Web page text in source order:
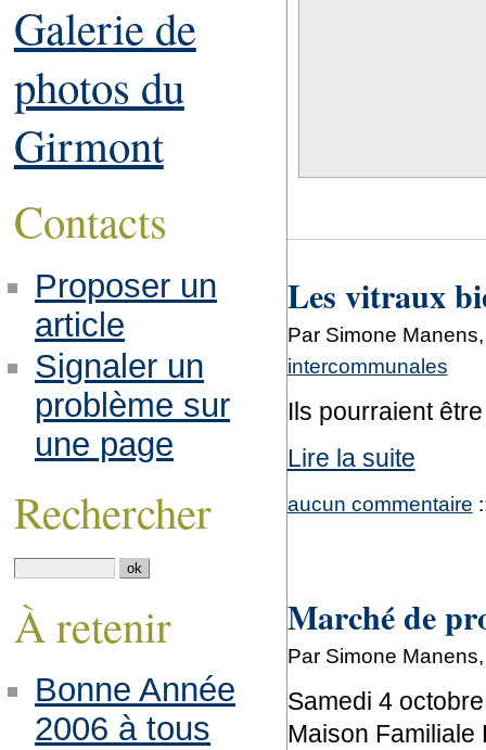
Les vitraux
Par Simone
intercommunales
Ils pourraient
Lire la suite
aucun commentaire
Marché de
Par Simone
Samedi 4
Maison Familiale
Galerie de
photos du
Girmont
Contacts
Proposer un
article
Signaler un
problème sur
une page
Rechercher
À retenir
Bonne Année
2006 à tous